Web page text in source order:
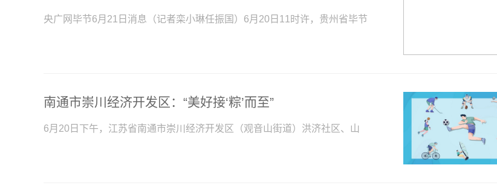
央广网毕节6月21日消息（记者栾小琳任振国）6月20日11时许，贵州省毕节
南通市崇川经济开发区：“美好接‘粽’而至”
6月20日下午，江苏省南通市崇川经济开发区（观音山街道）洪济社区、山